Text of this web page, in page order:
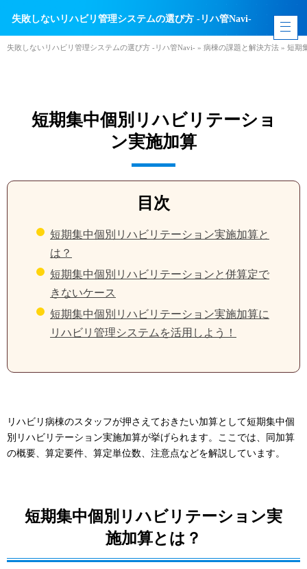
失敗しないリハビリ管理システムの選び方 -リハ管Navi-
失敗しないリハビリ管理システムの選び方 -リハ管Navi- » 病棟の課題と解決方法 » 短期
短期集中個別リハビリテーショ
ン実施加算
目次
短期集中個別リハビリテーション実施加算と
は？
短期集中個別リハビリテーションと併算定で
きないケース
短期集中個別リハビリテーション実施加算に
リハビリ管理システムを活用しよう！
リハビリ病棟のスタッフが押さえておきたい加算として短期集中個
別リハビリテーション実施加算が挙げられます。ここでは、同加算
の概要、算定要件、算定単位数、注意点などを解説しています。
短期集中個別リハビリテーション実
施加算とは？